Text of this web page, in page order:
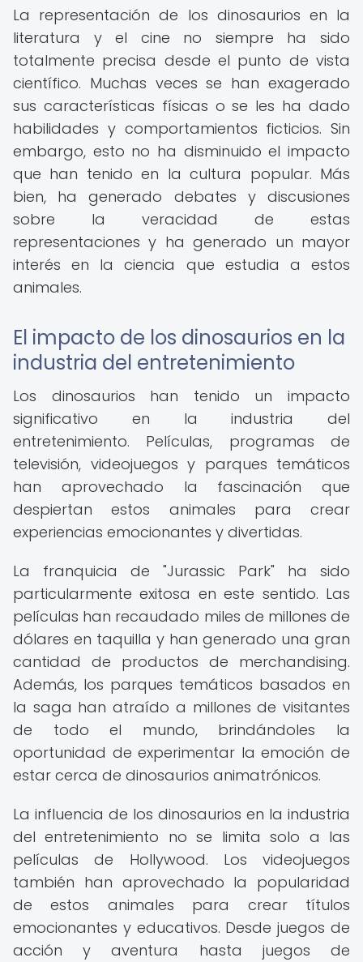
La representación de los dinosaurios en la
literatura y el cine no siempre ha sido
totalmente precisa desde el punto de vista
científico. Muchas veces se han exagerado
sus características físicas o se les ha dado
habilidades y comportamientos ficticios. Sin
embargo, esto no ha disminuido el impacto
que han tenido en la cultura popular. Más
bien, ha generado debates y discusiones
sobre la veracidad de estas
representaciones y ha generado un mayor
interés en la ciencia que estudia a estos
animales.
El impacto de los dinosaurios en la
industria del entretenimiento
Los dinosaurios han tenido un impacto
significativo en la industria del
entretenimiento. Películas, programas de
televisión, videojuegos y parques temáticos
han aprovechado la fascinación que
despiertan estos animales para crear
experiencias emocionantes y divertidas.
La franquicia de "Jurassic Park" ha sido
particularmente exitosa en este sentido. Las
películas han recaudado miles de millones de
dólares en taquilla y han generado una gran
cantidad de productos de merchandising.
Además, los parques temáticos basados en
la saga han atraído a millones de visitantes
de todo el mundo, brindándoles la
oportunidad de experimentar la emoción de
estar cerca de dinosaurios animatrónicos.
La influencia de los dinosaurios en la industria
del entretenimiento no se limita solo a las
películas de Hollywood. Los videojuegos
también han aprovechado la popularidad
de estos animales para crear títulos
emocionantes y educativos. Desde juegos de
acción y aventura hasta juegos de